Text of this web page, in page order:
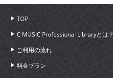
TOP
C MUSIC Professional Libraryとは？
ご利用の流れ
料金プラン